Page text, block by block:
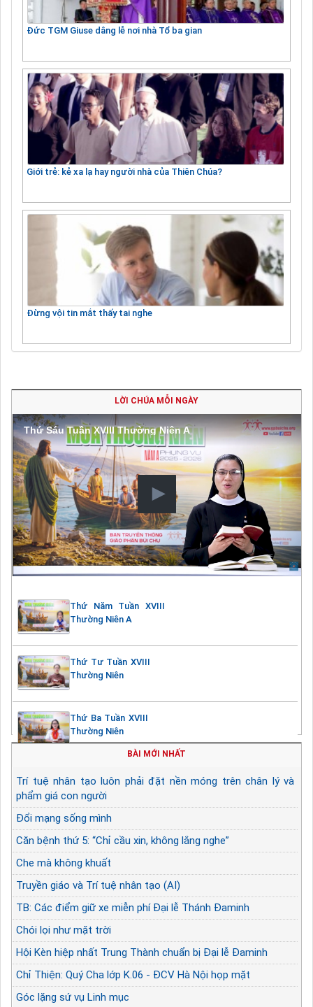
Đức TGM Giuse dâng lễ nơi nhà Tổ ba gian
Giới trẻ: kẻ xa lạ hay người nhà của Thiên Chúa?
Đừng vội tin mắt thấy tai nghe
LỜI CHÚA MỖI NGÀY
Thứ Sáu Tuần XVIII Thường Niên A
Thứ Năm Tuần XVIII
Thường Niên A
Thứ Tư Tuần XVIII
Thường Niên
Thứ Ba Tuần XVIII
Thường Niên
BÀI MỚI NHẤT
Trí tuệ nhân tạo luôn phải đặt nền móng trên chân lý và
phẩm giá con người
Đổi mạng sống mình
Căn bệnh thứ 5: “Chỉ cầu xin, không lắng nghe”
Che mà không khuất
Truyền giáo và Trí tuệ nhân tạo (AI)
TB: Các điểm giữ xe miễn phí Đại lễ Thánh Đaminh
Chói lọi như mặt trời
Hội Kèn hiệp nhất Trung Thành chuẩn bị Đại lễ Đaminh
Chỉ Thiện: Quý Cha lớp K.06 - ĐCV Hà Nội họp mặt
Góc lặng sứ vụ Linh mục